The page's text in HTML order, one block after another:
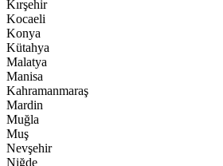
Kırşehir
Kocaeli
Konya
Kütahya
Malatya
Manisa
Kahramanmaraş
Mardin
Muğla
Muş
Nevşehir
Niğde